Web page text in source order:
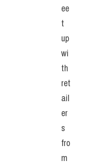
ee
t
up
wi
th
ret
ail
er
s
fro
m